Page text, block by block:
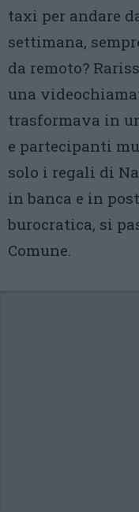
taxi per andare
settimana,
da remoto?
una
trasformava in
e partecipanti
solo i regali di
in banca e in
burocratica, si
Comune.